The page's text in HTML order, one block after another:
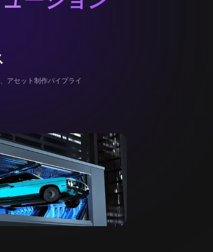
アセット制作パイプライ